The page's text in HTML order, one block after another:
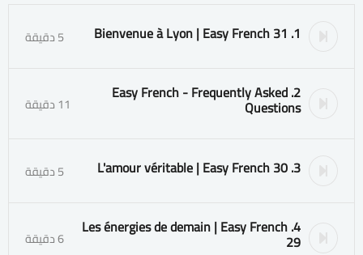
1. Bienvenue à Lyon | Easy French 31 5 دقيقة
2. Easy French - Frequently Asked
Questions 11 دقيقة
3. L'amour véritable | Easy French 30 5 دقيقة
4. Les énergies de demain | Easy French
29 6 دقيقة